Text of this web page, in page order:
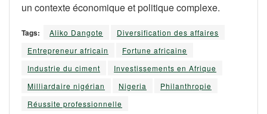
un contexte économique et politique complexe.
Tags: Aliko Dangote
Diversification des affaires
Entrepreneur africain
Fortune africaine
Industrie du ciment
Investissements en Afrique
Milliardaire nigérian
Nigeria
Philanthropie
Réussite professionnelle